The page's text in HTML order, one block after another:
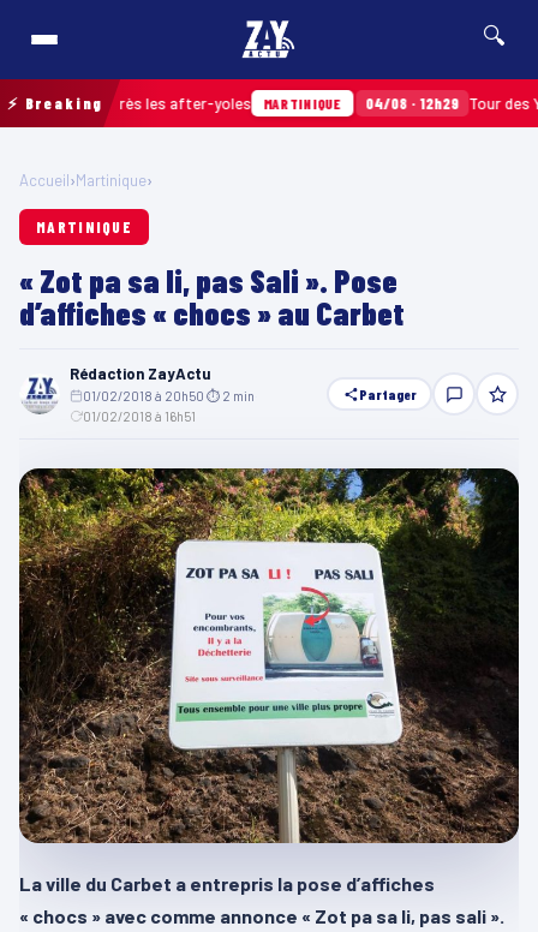
🔍
⚡ Breakingaprès les after-yoles MARTINIQUE 04/08 · 12h29 Tour des Yoles
Accueil›Martinique›
MARTINIQUE
« Zot pa sa li, pas Sali ». Pose
d’affiches « chocs » au Carbet
Rédaction ZayActu
01/02/2018 à 20h50 ⏱ 2 min
01/02/2018 à 16h51
Partager
La ville du Carbet a entrepris la pose d’affiches
« chocs » avec comme annonce « Zot pa sa li, pas sali ».